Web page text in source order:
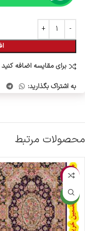
برای مقایسه اضافه کنید
به اشتراک بگذارید:
محصولات مرتبط
-2%
جدید